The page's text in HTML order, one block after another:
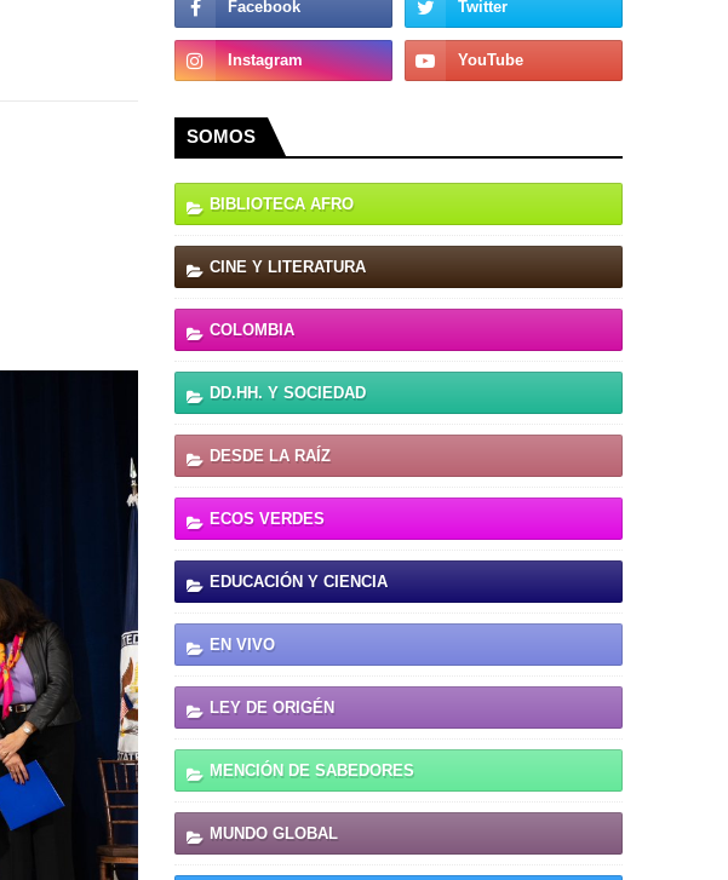
SOMOS
BIBLIOTECA AFRO
CINE Y LITERATURA
COLOMBIA
DD.HH. Y SOCIEDAD
DESDE LA RAÍZ
ECOS VERDES
EDUCACIÓN Y CIENCIA
EN VIVO
LEY DE ORIGÉN
MENCIÓN DE SABEDORES
MUNDO GLOBAL